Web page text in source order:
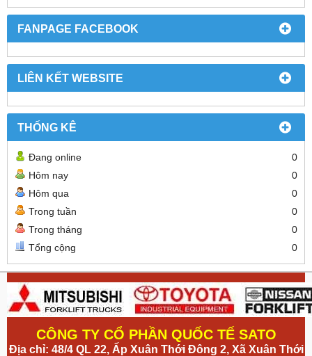
FANPAGE FACEBOOK
LIÊN KẾT WEBSITE
THỐNG KÊ
Đang online
0
Hôm nay
0
Hôm qua
0
Trong tuần
0
Trong tháng
0
Tổng cộng
0
CÔNG TY CỔ PHẦN QUỐC TẾ SATO
Địa chỉ: 48/4 QL 22, Ấp Xuân Thới Đông 2, Xã Xuân Thới